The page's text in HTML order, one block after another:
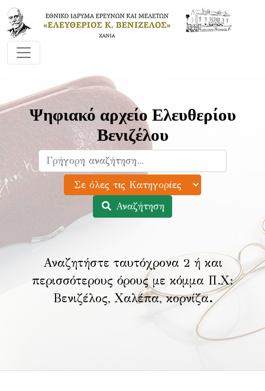
Ψηφιακό αρχείο Ελευθερίου
Βενιζέλου
Αναζήτηση
Αναζητήστε ταυτόχρονα 2 ή και
περισσότερους όρους με κόμμα Π.Χ:
Βενιζέλος, Χαλέπα, κορνίζα.